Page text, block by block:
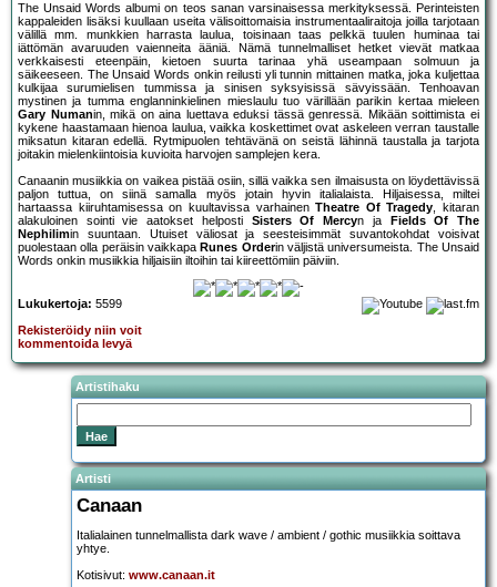
The Unsaid Words albumi on teos sanan varsinaisessa merkityksessä. Perinteisten
kappaleiden lisäksi kuullaan useita välisoittomaisia instrumentaaliraitoja joilla tarjotaan
välillä mm. munkkien harrasta laulua, toisinaan taas pelkkä tuulen huminaa tai
iättömän avaruuden vaienneita ääniä. Nämä tunnelmalliset hetket vievät matkaa
verkkaisesti eteenpäin, kietoen suurta tarinaa yhä useampaan solmuun ja
säikeeseen. The Unsaid Words onkin reilusti yli tunnin mittainen matka, joka kuljettaa
kulkijaa surumielisen tummissa ja sinisen syksyisissä sävyissään. Tenhoavan
mystinen ja tumma englanninkielinen mieslaulu tuo värillään parikin kertaa mieleen
Gary Numanin, mikä on aina luettava eduksi tässä genressä. Mikään soittimista ei
kykene haastamaan hienoa laulua, vaikka koskettimet ovat askeleen verran taustalle
miksatun kitaran edellä. Rytmipuolen tehtävänä on seistä lähinnä taustalla ja tarjota
joitakin mielenkiintoisia kuvioita harvojen samplejen kera.
Canaanin musiikkia on vaikea pistää osiin, sillä vaikka sen ilmaisusta on löydettävissä
paljon tuttua, on siinä samalla myös jotain hyvin italialaista. Hiljaisessa, miltei
hartaassa kiiruhtamisessa on kuultavissa varhainenTheatre Of Tragedy, kitaran
alakuloinen sointi vie aatokset helposti Sisters Of Mercyn ja
Fields Of The
Nephilimin suuntaan. Utuiset väliosat ja seesteisimmät suvantokohdat voisivat
puolestaan olla peräisin vaikkapa Runes Orderin väljistä universumeista. The Unsaid
Words onkin musiikkia hiljaisiin iltoihin tai kiireettömiin päiviin.
Lukukertoja: 5599
Rekisteröidy niin voit
kommentoida levyä
Artistihaku
Artisti
Canaan
Italialainen tunnelmallista dark wave / ambient / gothic musiikkia soittava
yhtye.
Kotisivut: www.canaan.it